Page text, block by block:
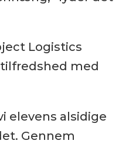
Logistics
med
elevens alsidige
Gennem